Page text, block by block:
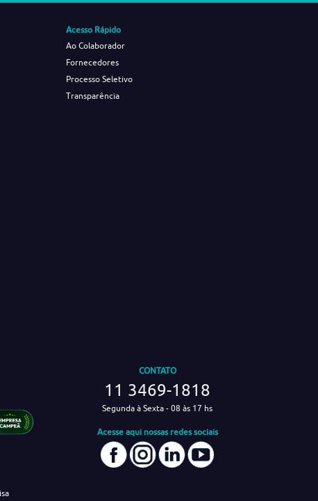
Acesso Rápido
Ao Colaborador
Fornecedores
Processo Seletivo
Transparência
CONTATO
11 3469-1818
Segunda à Sexta - 08 às 17 hs
Acesse aqui nossas redes sociais